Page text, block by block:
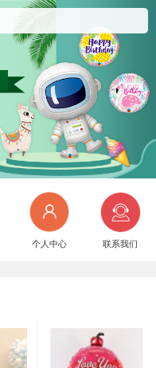
个人中心 联系我们